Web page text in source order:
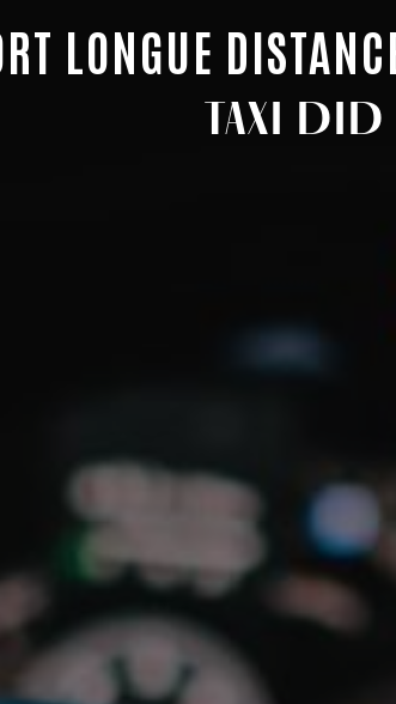
LONGUE
TAXI DID